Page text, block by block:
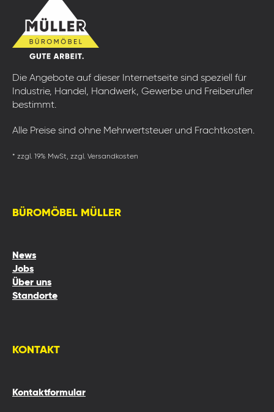
Die Angebote auf dieser Internetseite sind speziell für
Industrie, Handel, Handwerk, Gewerbe und Freiberufler
bestimmt.
Alle Preise sind ohne Mehrwertsteuer und Frachtkosten.
* zzgl. 19% MwSt, zzgl. Versandkosten
BÜROMÖBEL MÜLLER
News
Jobs
Über uns
Standorte
KONTAKT
Kontaktformular